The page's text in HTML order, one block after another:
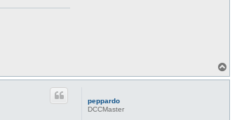
o
peppardo
DCCMaster